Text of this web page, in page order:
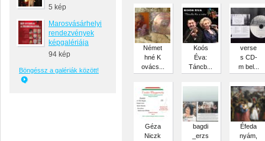
5 kép
Marosvásárhelyi
rendezvények
képgalériája
94 kép
Böngéssz a galériák között!
Német
hné K
ovács...
Koós
Éva:
Táncb...
verse
s CD-
m bel...
Géza
Niczk
bagdi
_erzs
Éfeda
nyám,